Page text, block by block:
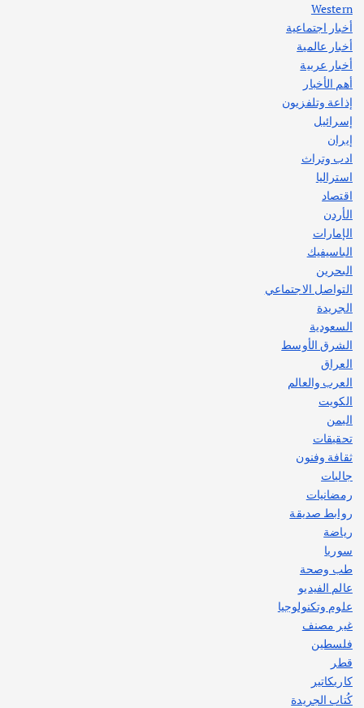
Western
أخبار اجتماعية
أخبار عالمية
أخبار عربية
أهم الأخبار
إذاعة وتلفزيون
إسرائيل
إيران
ادب وتراث
استراليا
اقتصاد
الأردن
الإمارات
الباسيفيك
البحرين
التواصل الاجتماعي
الجريدة
السعودية
الشرق الأوسط
العراق
العرب والعالم
الكويت
اليمن
تحقيقات
ثقافة وفنون
جاليات
رمضانيات
روابط صديقة
رياضة
سوريا
طب وصحة
عالم الفيديو
علوم وتكنولوجيا
غير مصنف
فلسطين
قطر
كاريكاتير
كُتاب الجريدة